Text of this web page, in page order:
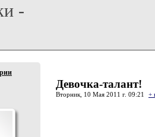
-
Девочка-талант!
Вторник, 10 Мая 2011 г. 09:21 +